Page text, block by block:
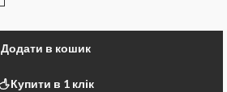
Додати в кошик
Купити в 1 клік